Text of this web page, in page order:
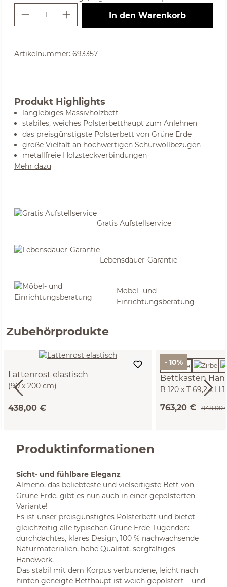
Produkt Anzahl: Gib den
In den Warenkorb
Artikelnummer: 693357
Produkt Highlights
langlebiges Massivholzbett
stabiles, weiches Polsterbetthaupt zum Anlehnen
das preisgünstigste Polsterbett von Grüne Erde
große Vielfalt an hochwertigen Schurwollbezügen
metallfreie Holzsteckverbindungen
Mehr dazu
Gratis Aufstellservice
Lebensdauer-Garantie
Möbel- und
Einrichtungsberatung
Zubehörprodukte
Lattenrost elastisch
(90 x 200 cm)
438,00 €
- 10%
Bettkasten
B 120 x T 69,2 x H
763,20 € 848,00
Produktinformationen
Sicht- und fühlbare Eleganz
Almeno, das beliebteste und vielseitigste Bett von
Grüne Erde, gibt es nun auch in einer gepolsterten
Variante!
Es ist unser preisgünstigtes Polsterbett und bietet
gleichzeitig alle typischen Grüne Erde-Tugenden:
durchdachtes, klares Design, 100 % nachwachsende
Naturmaterialien, hohe Qualität, sorgfältiges
Handwerk.
Das stabil mit dem Korpus verbundene, leicht nach
hinten geneigte Betthaupt ist weich gepolstert – und